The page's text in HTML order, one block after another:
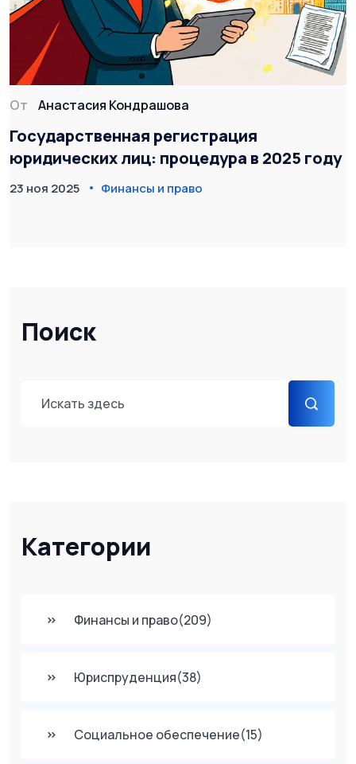
Поиск
Категории
Финансы и право(209)
Юриспруденция(38)
Социальное обеспечение(15)
От Анастасия Кондрашова
Государственная регистрация
юридических лиц: процедура в 2025 году
23 ноя 2025 Финансы и право